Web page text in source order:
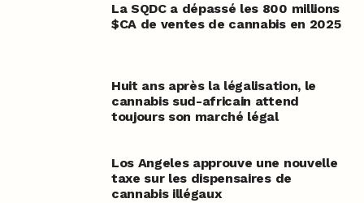
La SQDC a dépassé les 800 millions
$CA de ventes de cannabis en 2025
Huit ans après la légalisation, le
cannabis sud-africain attend
toujours son marché légal
Los Angeles approuve une nouvelle
taxe sur les dispensaires de
cannabis illégaux